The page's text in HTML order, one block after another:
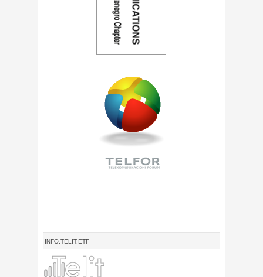
INFO.TELIT.ETF